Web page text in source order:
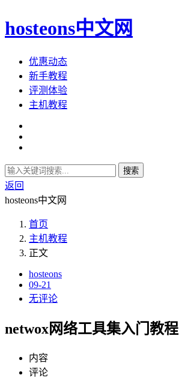
hosteons中文网
优惠动态
新手教程
评测体验
主机教程
搜索
返回
hosteons中文网
首页
主机教程
正文
hosteons
09-21
无评论
netwox网络工具集入门教程
内容
评论